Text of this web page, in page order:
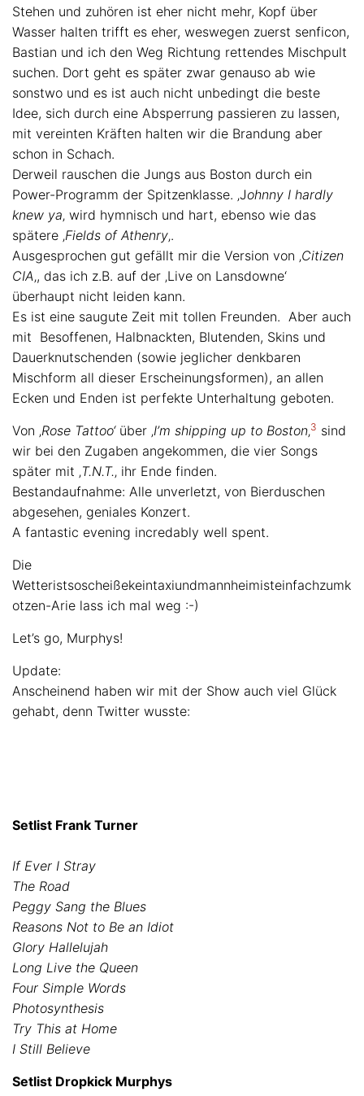
Stehen und zuhören ist eher nicht mehr, Kopf über
Wasser halten trifft es eher, weswegen zuerst senficon,
Bastian und ich den Weg Richtung rettendes Mischpult
suchen. Dort geht es später zwar genauso ab wie
sonstwo und es ist auch nicht unbedingt die beste
Idee, sich durch eine Absperrung passieren zu lassen,
mit vereinten Kräften halten wir die Brandung aber
schon in Schach.
Derweil rauschen die Jungs aus Boston durch ein
Power-Programm der Spitzenklasse. ‚Johnny I hardly
knew ya‚ wird hymnisch und hart, ebenso wie das
spätere ‚Fields of Athenry‚.
Ausgesprochen gut gefällt mir die Version von ‚Citizen
CIA‚, das ich z.B. auf der ‚Live on Lansdowne‘
überhaupt nicht leiden kann.
Es ist eine saugute Zeit mit tollen Freunden. Aber auch
mit Besoffenen, Halbnackten, Blutenden, Skins und
Dauerknutschenden (sowie jeglicher denkbaren
Mischform all dieser Erscheinungsformen), an allen
Ecken und Enden ist perfekte Unterhaltung geboten.
Von ‚Rose Tattoo‘über ‚I’m shipping up to Boston‚3 sind
wir bei den Zugaben angekommen, die vier Songs
später mit ‚T.N.T.‚ ihr Ende finden.
Bestandaufnahme: Alle unverletzt, von Bierduschen
abgesehen, geniales Konzert.
A fantastic evening incredably well spent.
Die
Wetteristsoscheißekeintaxiundmannheimisteinfachzumk
otzen-Arie lass ich mal weg :-)
Let’s go, Murphys!
Update:
Anscheinend haben wir mit der Show auch viel Glück
gehabt, denn Twitter wusste:
Setlist Frank Turner
If Ever I Stray
The Road
Peggy Sang the Blues
Reasons Not to Be an Idiot
Glory Hallelujah
Long Live the Queen
Four Simple Words
Photosynthesis
Try This at Home
I Still Believe
Setlist Dropkick Murphys